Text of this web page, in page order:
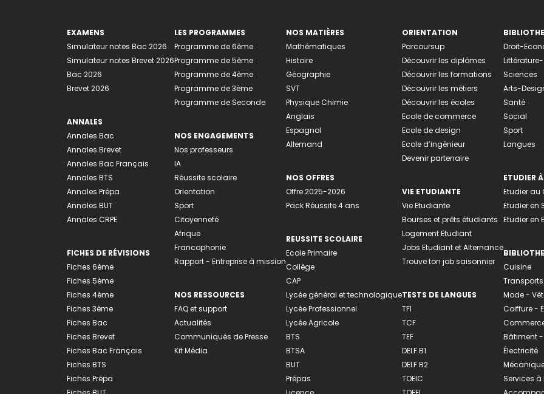
EXAMENS
Simulateur notes Bac 2026
Simulateur notes Brevet 2026
Bac 2026
Brevet 2026
ANNALES
Annales Bac
Annales Brevet
Annales Bac Français
Annales BTS
Annales Prépa
Annales BUT
Annales CRPE
FICHES DE RÉVISIONS
Fiches 6ème
Fiches 5ème
Fiches 4ème
Fiches 3ème
Fiches Bac
Fiches Brevet
Fiches Bac Français
Fiches BTS
Fiches Prépa
LES PROGRAMMES
Programme de 6ème
Programme de 5ème
Programme de 4ème
Programme de 3ème
Programme de Seconde
NOS ENGAGEMENTS
Nos professeurs
IA
Réussite scolaire
Orientation
Sport
Citoyenneté
Afrique
Francophonie
Rapport - Entreprise à mission
NOS RESSOURCES
FAQ et support
Actualités
Communiqués de Presse
Kit Média
NOS MATIÈRES
Mathématiques
Histoire
Géographie
SVT
Physique Chimie
Anglais
Espagnol
Allemand
NOS OFFRES
Offre 2025-2026
Pack Réussite 4 ans
REUSSITE SCOLAIRE
Ecole Primaire
Collège
CAP
Lycée général et technologique
Lycée Professionnel
Lycée Agricole
BTS
BTSA
BUT
Prépas
ORIENTATION
Parcoursup
Découvrir les diplômes
Découvrir les formations
Découvrir les métiers
Découvrir les écoles
Ecole de commerce
Ecole de design
Ecole d’ingénieur
Devenir partenaire
VIE ETUDIANTE
Vie Etudiante
Bourses et prêts étudiants
Logement Etudiant
Jobs Etudiant et Alternance
Trouve ton job saisonnier
TESTS DE LANGUES
TFI
TCF
TEF
DELF B1
DELF B2
TOEIC
Droit-
Sciences
Arts-
Santé
Social
Sport
Langues
ETUDIER
Etudier
Etudier en
Etudier en
Cuisine
Transports
Mode -
Coiffure -
Bâtiment
Électricité
Services